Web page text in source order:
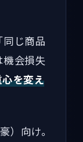
じ商品
会損失
を変え
）向け。